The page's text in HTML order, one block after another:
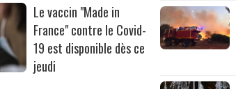
Le vaccin "Made in
France" contre le Covid-
19 est disponible dès ce
jeudi